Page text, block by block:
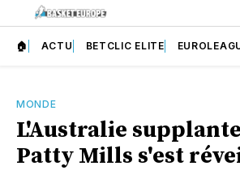
🏠 ACTU BETCLIC ELITE
MONDE
L'Australie
Patty Mills s'est